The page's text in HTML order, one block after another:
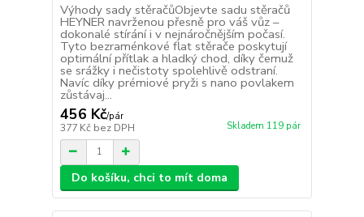
Výhody sady stěračůObjevte sadu stěračů
HEYNER navrženou přesně pro váš vůz –
dokonalé stírání i v nejnáročnějším počasí.
Tyto bezraménkové flat stěrače poskytují
optimální přítlak a hladký chod, díky čemuž
se srážky i nečistoty spolehlivě odstraní.
Navíc díky prémiové pryži s nano povlakem
zůstávaj...
456 Kč/pár
377 Kč bez DPH Skladem 119 pár
Do košíku, chci to mít doma